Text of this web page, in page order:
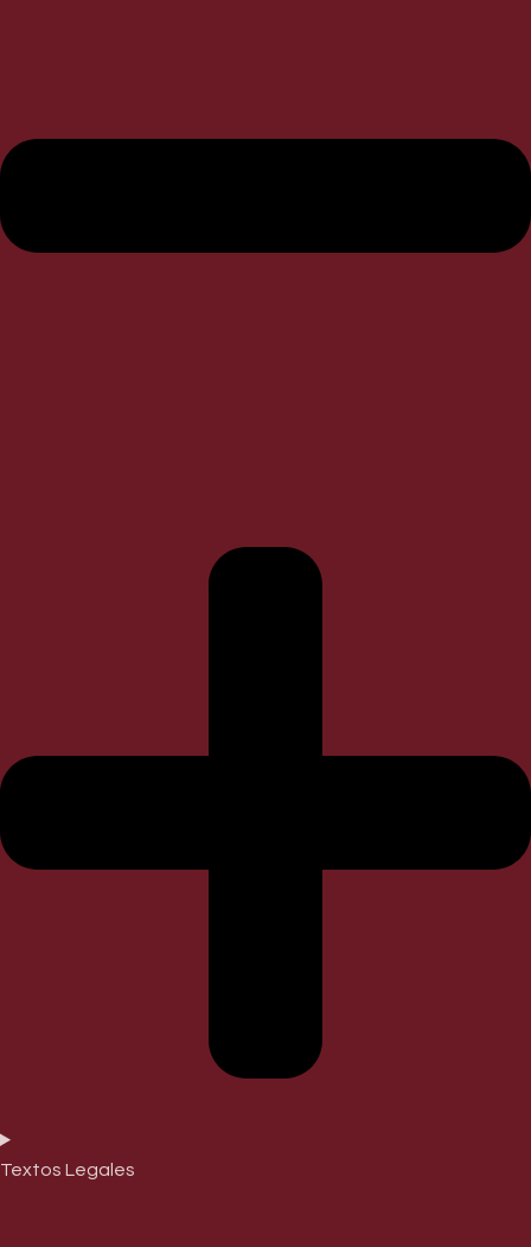
Textos Legales